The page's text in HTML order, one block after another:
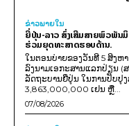
ຂ່າວພາຍ​ໃນ
ຍີ່ປຸ່ນ-ລາວ ສົ່ງເສີມສາຍພົວພັນ
ຮ່ວມຍຸດທະສາດຮອບດ້ານ.
ໃນຕອນບ່າຍຂອງວັນທີ 5 ສິງຫ
ລົງນາມເອກະສານແລກປ່ຽນ (
ລັດຖະບານຍີ່ປຸ່ນ ໃນການປັບປຸ
3,863,000,000 ເຢນ ຫຼື...
07/08/2026